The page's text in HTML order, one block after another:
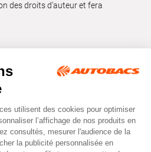
des droits d’auteur et fera
© Autobacs